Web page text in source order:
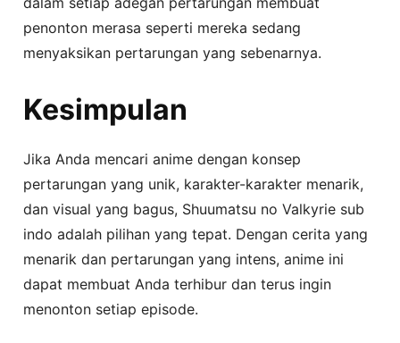
penonton merasa seperti mereka sedang
menyaksikan pertarungan yang sebenarnya.
Kesimpulan
Jika Anda mencari anime dengan konsep
pertarungan yang unik, karakter-karakter menarik,
dan visual yang bagus, Shuumatsu no Valkyrie sub
indo adalah pilihan yang tepat. Dengan cerita yang
menarik dan pertarungan yang intens, anime ini
dapat membuat Anda terhibur dan terus ingin
menonton setiap episode.